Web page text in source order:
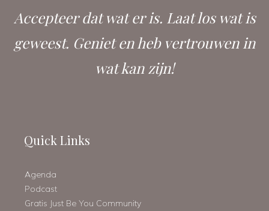
Accepteer dat wat er is. Laat los wat is
geweest. Geniet en heb vertrouwen in
wat kan zijn!
Quick Links
Agenda
Podcast
Gratis Just Be You Community